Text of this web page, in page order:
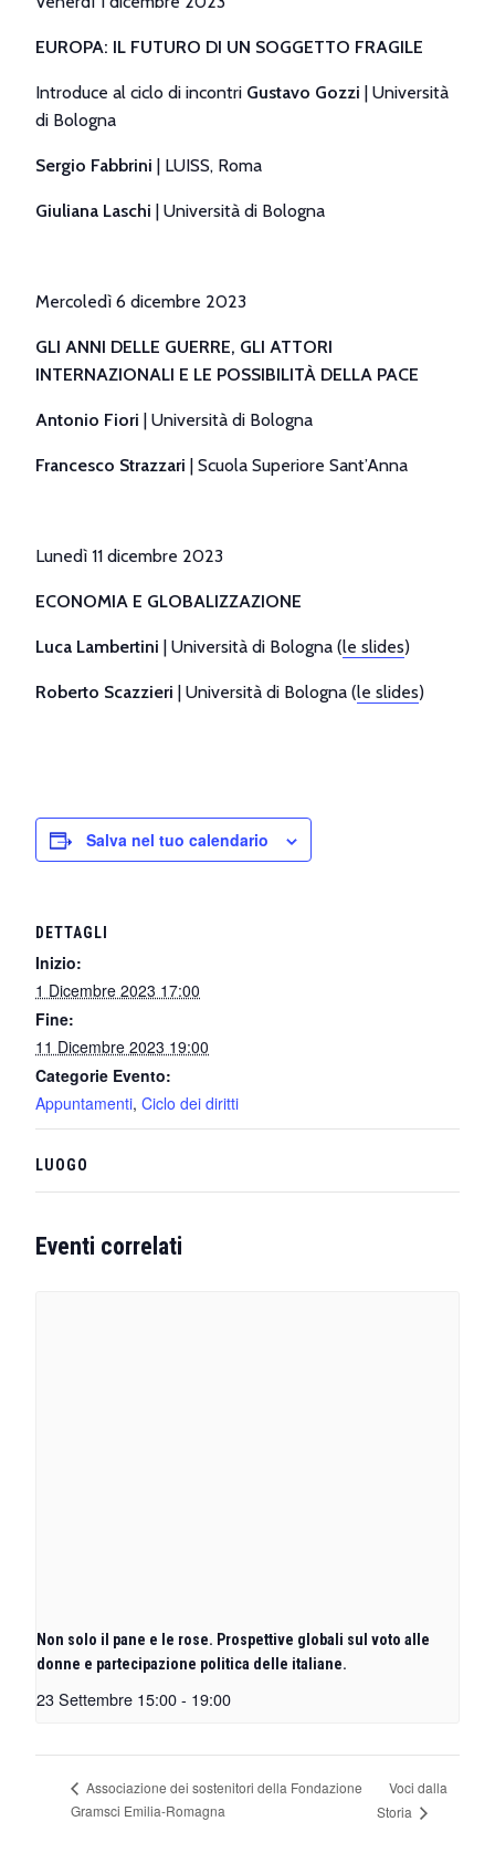
EUROPA: IL FUTURO DI UN SOGGETTO FRAGILE
Introduce al ciclo di incontri Gustavo Gozzi | Università
di Bologna
Sergio Fabbrini | LUISS, Roma
Giuliana Laschi | Università di Bologna
Mercoledì 6 dicembre 2023
GLI ANNI DELLE GUERRE, GLI ATTORI
INTERNAZIONALI E LE POSSIBILITÀ DELLA PACE
Antonio Fiori | Università di Bologna
Francesco Strazzari | Scuola Superiore Sant’Anna
Lunedì 11 dicembre 2023
ECONOMIA E GLOBALIZZAZIONE
Luca Lambertini | Università di Bologna (le slides)
Roberto Scazzieri | Università di Bologna (le slides)
Salva nel tuo calendario
DETTAGLI
Inizio:
1 Dicembre 2023 17:00
Fine:
11 Dicembre 2023 19:00
Categorie Evento:
Appuntamenti, Ciclo dei diritti
LUOGO
Eventi correlati
Non solo il pane e le rose. Prospettive globali sul voto alle
donne e partecipazione politica delle italiane.
23 Settembre 15:00- 19:00
Associazione dei sostenitori della Fondazione
Gramsci Emilia-Romagna
Voci dalla
Storia